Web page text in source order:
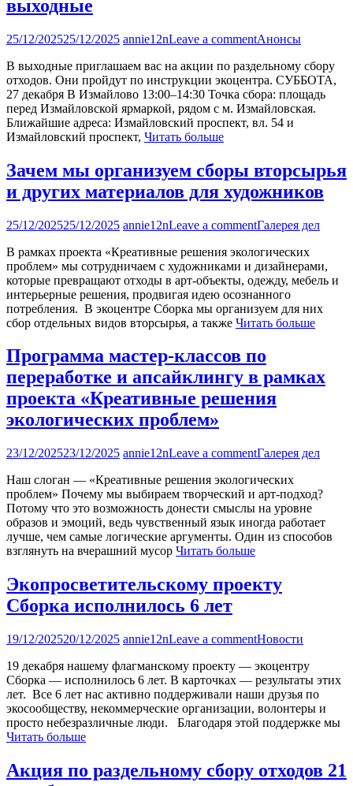
выходные
25/12/202525/12/2025 annie12nLeave a commentАнонсы
В выходные приглашаем вас на акции по раздельному сбору
отходов. Они пройдут по инструкции экоцентра. СУББОТА,
27 декабря В Измайлово 13:00–14:30 Точка сбора: площадь
перед Измайловской ярмаркой, рядом с м. Измайловская.
Ближайшие адреса: Измайловский проспект, вл. 54 и
Измайловский проспект, Читать больше
Зачем мы организуем сборы вторсырья
и других материалов для художников
25/12/202525/12/2025 annie12nLeave a commentГалерея дел
В рамках проекта «Креативные решения экологических
проблем» мы сотрудничаем с художниками и дизайнерами,
которые превращают отходы в арт‑объекты, одежду, мебель и
интерьерные решения, продвигая идею осознанного
потребления. В экоцентре Сборка мы организуем для них
сбор отдельных видов вторсырья, а также Читать больше
Программа мастер-классов по
переработке и апсайклингу в рамках
проекта «Креативные решения
экологических проблем»
23/12/202523/12/2025 annie12nLeave a commentГалерея дел
Наш слоган — «Креативные решения экологических
проблем» Почему мы выбираем творческий и арт-подход?
Потому что это возможность донести смыслы на уровне
образов и эмоций, ведь чувственный язык иногда работает
лучше, чем самые логические аргументы. Один из способов
взглянуть на вчерашний мусор Читать больше
Экопросветительскому проекту
Сборка исполнилось 6 лет
19/12/202520/12/2025 annie12nLeave a commentНовости
19 декабря нашему флагманскому проекту — экоцентру
Сборка — исполнилось 6 лет. В карточках — результаты этих
лет. Все 6 лет нас активно поддерживали наши друзья по
экосообществу, некоммерческие организации, волонтеры и
просто небезразличные люди. Благодаря этой поддержке мы
Читать больше
Акция по раздельному сбору отходов 21